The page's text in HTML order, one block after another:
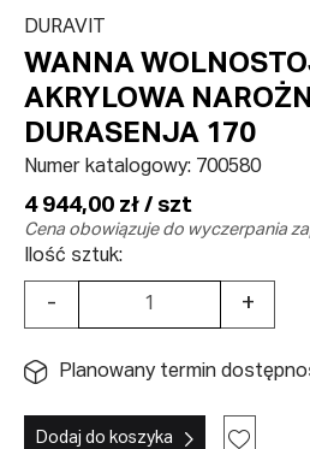
DURAVIT
WANNA
AKRYLOWA
DURASENJA 170
Numer katalogowy: 700580
4 944,00 zł / szt
Cena obowiązuje do wyczerpania
Ilość sztuk:
- +
Planowany termin
Dodaj do koszyka